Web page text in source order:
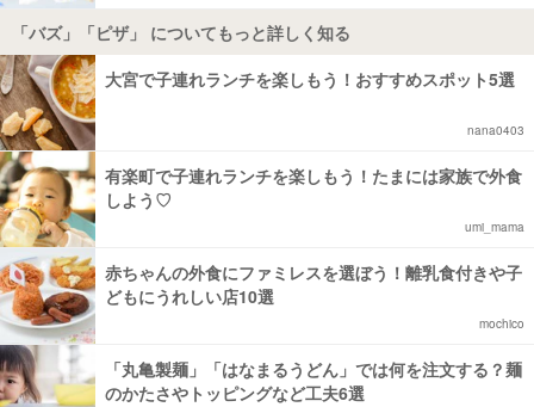
「バズ」「ピザ」 についてもっと詳しく知る
大宮で子連れランチを楽しもう！おすすめスポット5選
nana0403
有楽町で子連れランチを楽しもう！たまには家族で外食
しよう♡
umi_mama
赤ちゃんの外食にファミレスを選ぼう！離乳食付きや子
どもにうれしい店10選
mochico
「丸亀製麺」「はなまるうどん」では何を注文する？麺
のかたさやトッピングなど工夫6選